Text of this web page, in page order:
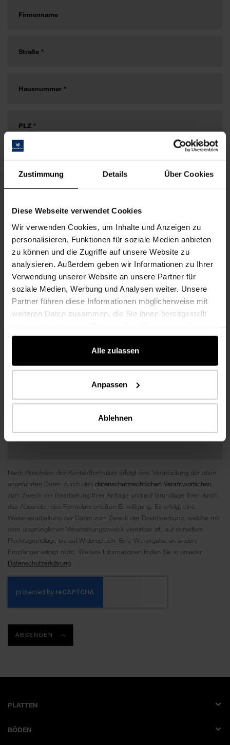
Zustimmung Details Über Cookies
Diese Webseite verwendet Cookies
Wir verwenden Cookies, um Inhalte und Anzeigen zu
personalisieren, Funktionen für soziale Medien anbieten
zu können und die Zugriffe auf unsere Website zu
analysieren. Außerdem geben wir Informationen zu Ihrer
Verwendung unserer Website an unsere Partner für
soziale Medien, Werbung und Analysen weiter. Unsere
Partner führen diese Informationen möglicherweise mit
weiteren Daten zusammen, die Sie ihnen bereitgestellt
gesammelt haben.
Alle zulassen
Anpassen
Ablehnen
Nach Absenden des Kontaktformulars erfolgt eine Verarbeitung der oben
angeführten Daten durch den datenschutzrechtlichen Verantwortlichen
zum Zweck der Bearbeitung Ihrer Anfrage und auf Grundlage Ihrer durch
das Absenden des Formulars erteilten Einwilligung. Es erfolgt eine
Weiterverarbeitung der Daten zum Zweck der Direktwerbung, welche mit
dem ursprünglichen Verarbeitungszweck vereinbar ist, auf derselben
Rechtsgrundlage bis auf Widerspruch. Eine Weitergabe an andere
Empfänger erfolgt nicht. Weitere Informationen finden Sie in unserer
Datenschutzerklärung
ABSENDEN
PLATTEN
Dekorplatte
BÖDEN